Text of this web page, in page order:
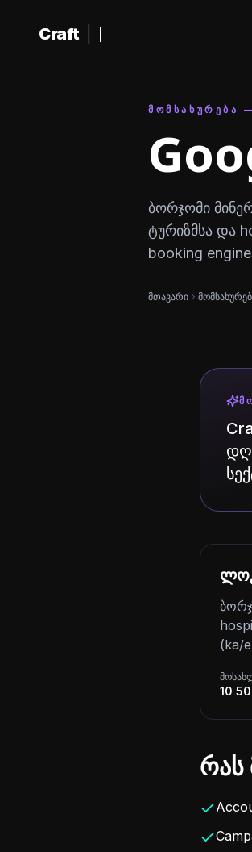
შინაარსზე გადასვლა
Craft
ᲛᲝᲛᲡᲐᲮᲣᲠᲔᲑᲐ
ბორჯომი
ტურიზმსა და
booking
მთავარი
(ka/
10
რას